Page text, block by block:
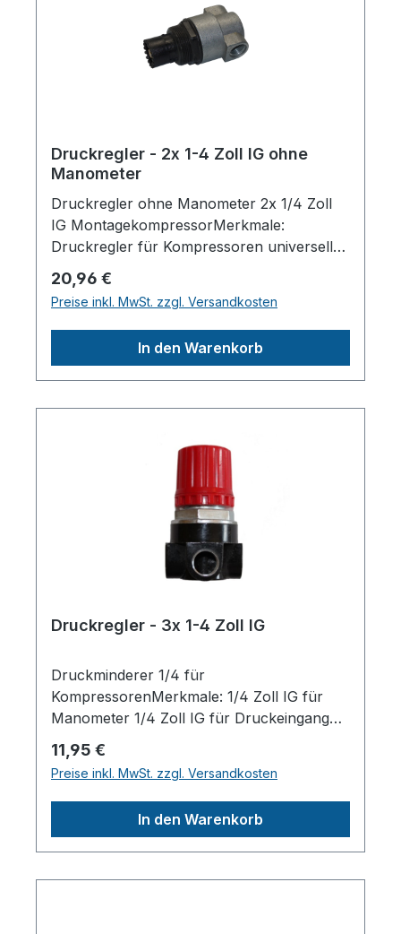
Druckregler - 2x 1-4 Zoll IG ohne
Manometer
Druckregler ohne Manometer 2x 1/4 Zoll
IG MontagekompressorMerkmale:
Druckregler für Kompressoren universell
Montagekompressor Stack Tank und 290-
20 uvm. Druck max. 15 bar Anschlussseite
1/4 Zoll IG beidseitig Herstellerpro)SALES
GmbH, AEROTEC
Regulärer Preis:
20,96 €
Preise inkl. MwSt. zzgl. Versandkosten
In den Warenkorb
Druckregler - 3x 1-4 Zoll IG
Druckminderer 1/4 für
KompressorenMerkmale: 1/4 Zoll IG für
Manometer 1/4 Zoll IG für Druckeingang
max. 12 barHerstellerpro)SALES GmbH,
AEROTEC KompressorenFerdinand-
Porsche-Str. 16, 63500 Seligenstadt,
Deutschlandinfo@aerotec.info
Regulärer Preis:
11,95 €
Preise inkl. MwSt. zzgl. Versandkosten
In den Warenkorb